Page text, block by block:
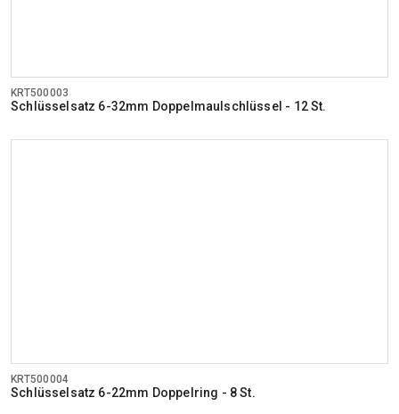
KRT500003
Schlüsselsatz 6-32mm Doppelmaulschlüssel - 12 St.
KRT500004
Schlüsselsatz 6-22mm Doppelring - 8 St.